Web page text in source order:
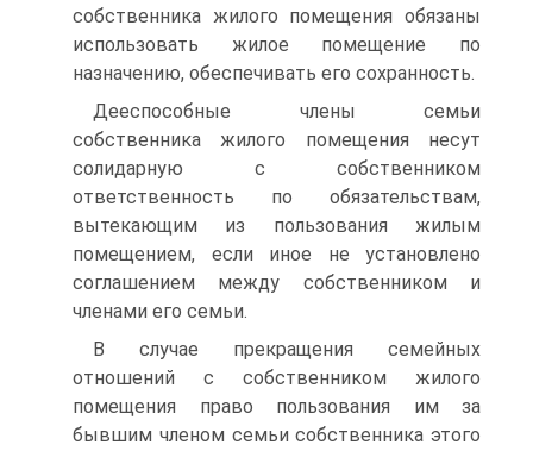
собственника жилого помещения обязаны
использовать жилое помещение по
назначению, обеспечивать его сохранность.
Дееспособные члены семьи
собственника жилого помещения несут
солидарную с собственником
ответственность по обязательствам,
вытекающим из пользования жилым
помещением, если иное не установлено
соглашением между собственником и
членами его семьи.
В случае прекращения семейных
отношений с собственником жилого
помещения право пользования им за
бывшим членом семьи собственника этого